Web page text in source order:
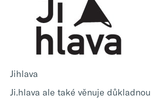
Jihlava
Ji.hlava ale také věnuje